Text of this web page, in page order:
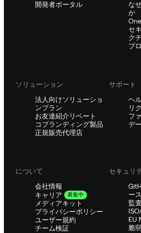
開発者ポータル
な
か
セ
ク
ブ
ソリューション
法人向けソリューショ
ンプラン
お友達紹介リベート
コブランディング製品
正規販売代理店
サポート
ヘ
リ
フ
デ
について
会社情報
キャリア
募集中
メディアキット
プライバシーポリシー
ユーザー規約
チーム検証
セキュリ
ー
監
EU
脆